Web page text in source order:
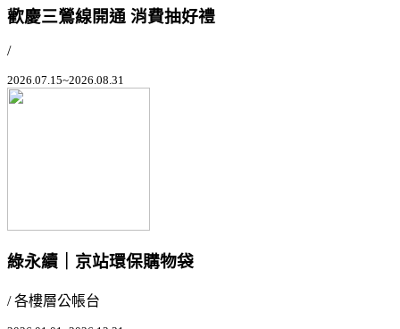
歡慶三鶯線開通 消費抽好禮
/
2026.07.15~2026.08.31
綠永續｜京站環保購物袋
/ 各樓層公帳台